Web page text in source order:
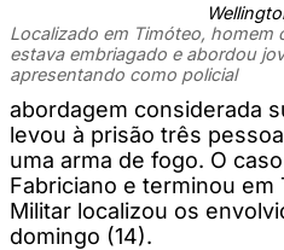
Localizado em Timóteo, homem
estava embriagado e abordou
apresentando como policial
abordagem considerada
levou à prisão três
uma arma de fogo. O
Fabriciano e terminou em
Militar localizou os
domingo (14).